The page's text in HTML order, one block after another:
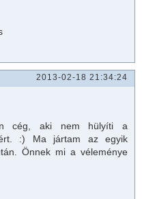
2013-02-18 21:34:24
cég, aki nem hülyíti a
:) Ma jártam az egyik
Önnek mi a véleménye